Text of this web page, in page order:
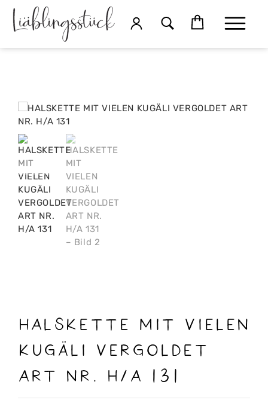
HALSKETTE MIT VIELEN
KUGÄLI VERGOLDET
ART NR. H/A 131